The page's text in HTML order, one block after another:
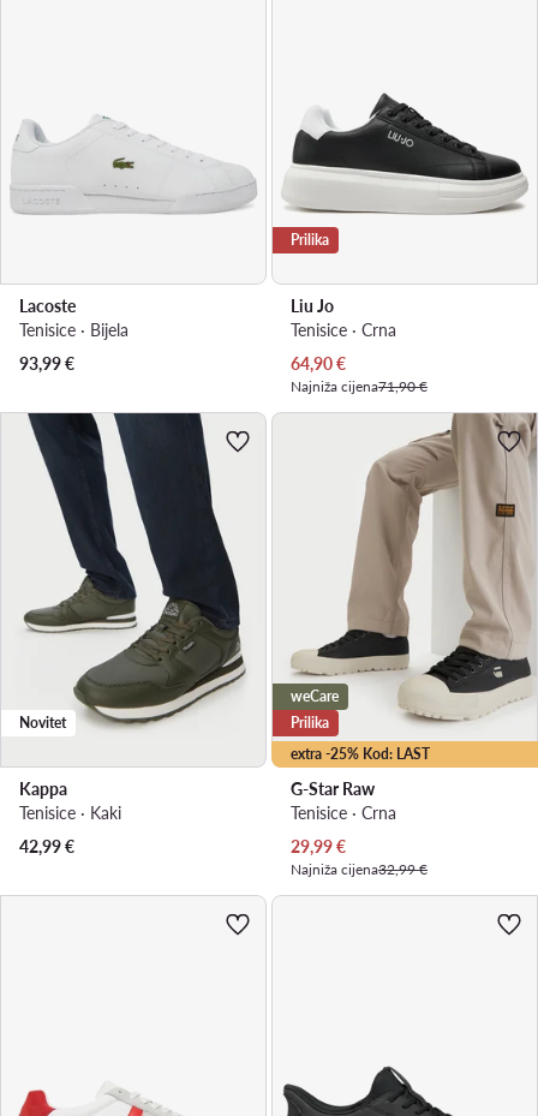
Lacoste
Tenisice · Bijela
93,99€
Prilika
Liu Jo
Tenisice · Crna
Trenutna cijena
64,90€
Najniža cijena71,90 €
Novitet
Kappa
Tenisice · Kaki
42,99€
extra -25% Kod: LAST
weCare
Prilika
G-Star Raw
Tenisice · Crna
Trenutna cijena
29,99€
Najniža cijena32,99 €